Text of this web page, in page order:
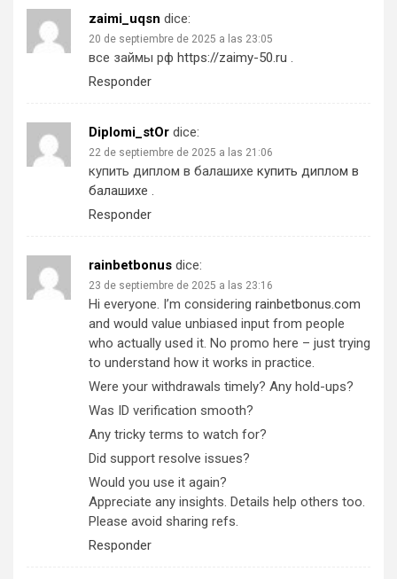
zaimi_uqsn dice:
20 de septiembre de 2025 a las 23:05
все займы рф https://zaimy-50.ru .
Responder
Diplomi_stOr dice:
22 de septiembre de 2025 a las 21:06
купить диплом в балашихе купить диплом в
балашихе .
Responder
rainbetbonus dice:
23 de septiembre de 2025 a las 23:16
Hi everyone. I’m considering rainbetbonus.com
and would value unbiased input from people
who actually used it. No promo here – just trying
to understand how it works in practice.
Were your withdrawals timely? Any hold-ups?
Was ID verification smooth?
Any tricky terms to watch for?
Did support resolve issues?
Would you use it again?
Appreciate any insights. Details help others too.
Please avoid sharing refs.
Responder